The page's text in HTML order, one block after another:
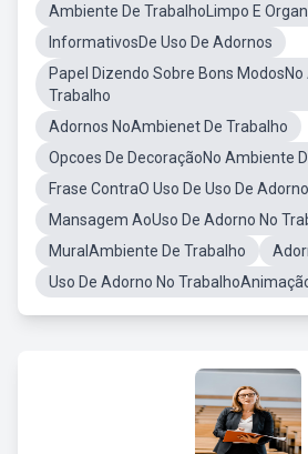
Ambiente De TrabalhoLimpo E
InformativosDe Uso De Adornos
Papel Dizendo Sobre Bons
Trabalho
Adornos NoAmbienet De Trabalho
Opcoes De DecoraçãoNo Ambiente
Frase ContraO Uso De Uso De Adorno
Mansagem AoUso De Adorno No
MuralAmbiente De Trabalho
Uso De Adorno No